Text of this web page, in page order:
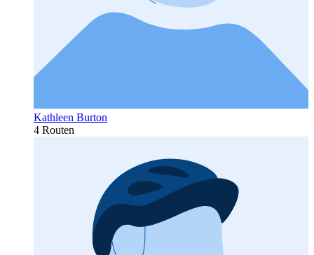
Kathleen Burton
4 Routen